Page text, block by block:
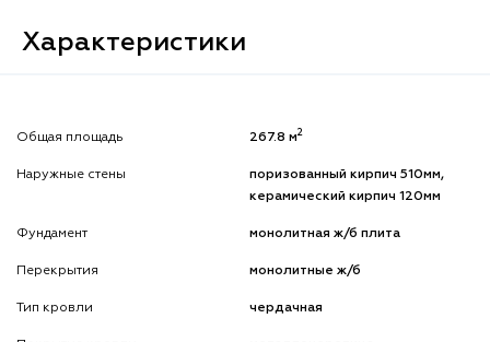
Характеристики
Общая площадь 267.8 м2
Наружные стены
поризованный кирпич 510мм,
керамический кирпич 120мм
Фундамент монолитная ж/б плита
Перекрытия монолитные ж/б
Тип кровли чердачная